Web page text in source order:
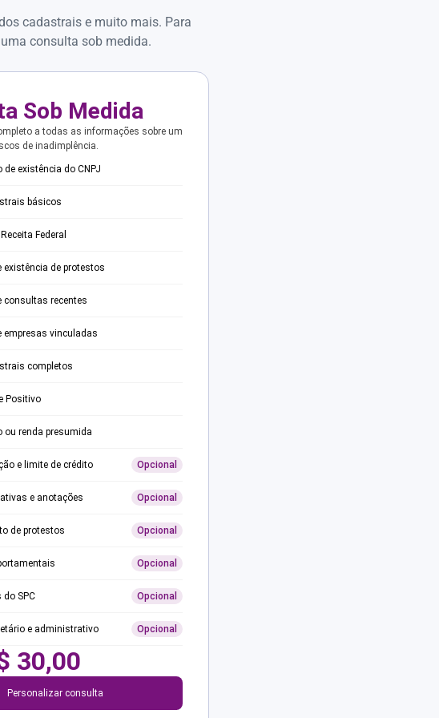
cadastrais e muito mais. Para
consulta sob medida.
Sob Medida
a todas as informações sobre um
de inadimplência.
de existência do CNPJ
básicos
Federal
existência de protestos
consultas recentes
empresas vinculadas
completos
Positivo
ou renda presumida
e limite de crédito Opcional
e anotações Opcional
de protestos Opcional
Opcional
SPC Opcional
e administrativo Opcional
30,00
Personalizar consulta